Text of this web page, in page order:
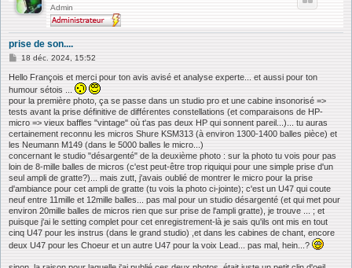
Admin
prise de son....
M
s
a
g
e
18 déc. 2024, 15:52
Hello François et merci pour ton avis avisé et analyse experte... et aussi pour ton
humour sétois ...
pour la première photo, ça se passe dans un studio pro et une cabine insonorisé =>
tests avant la prise définitive de différentes constellations (et comparaisons de HP-
micro => vieux baffles "vintage" où t'as pas deux HP qui sonnent pareil...)... tu auras
certainement reconnu les micros Shure KSM313 (à environ 1300-1400 balles pièce) et
les Neumann M149 (dans le 5000 balles le micro...)
concernant le studio "désargenté" de la deuxième photo : sur la photo tu vois pour pas
loin de 8-mille balles de micros (c'est peut-être trop riquiqui pour une simple prise d'un
seul ampli de gratte?)... mais zutt, j'avais oublié de montrer le micro pour la prise
d'ambiance pour cet ampli de gratte (tu vois la photo ci-jointe); c'est un U47 qui coute
neuf entre 11mille et 12mille balles... pas mal pour un studio désargenté (et qui met pour
environ 20mille balles de micros rien que sur prise de l'ampli gratte), je trouve ... ; et
puisque j'ai le setting complet pour cet enregistrement-là je sais qu'ils ont mis en tout
cinq U47 pour les instrus (dans le grand studio) ,et dans les cabines de chant, encore
deux U47 pour les Choeur et un autre U47 pour la voix Lead... pas mal, hein...?